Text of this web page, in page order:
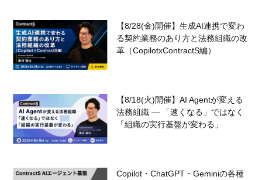
【8/28(金)開催】生成AI連携で変わ
る契約業務のあり方と法務組織の改
革（CopilotxContractS編）
【8/18(火)開催】AI Agentが変える
法務組織 — 「速くなる」ではなく
「組織の実行基盤が変わる」
Copilot・ChatGPT・Geminiの各種